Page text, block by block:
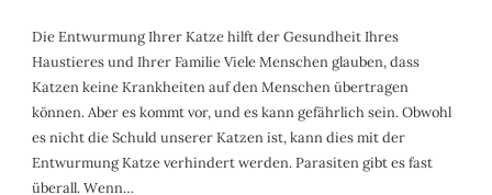
Die Entwurmung Ihrer Katze hilft der Gesundheit Ihres
Haustieres und Ihrer Familie Viele Menschen glauben, dass
Katzen keine Krankheiten auf den Menschen übertragen
können. Aber es kommt vor, und es kann gefährlich sein. Obwohl
es nicht die Schuld unserer Katzen ist, kann dies mit der
Entwurmung Katze verhindert werden. Parasiten gibt es fast
überall. Wenn…